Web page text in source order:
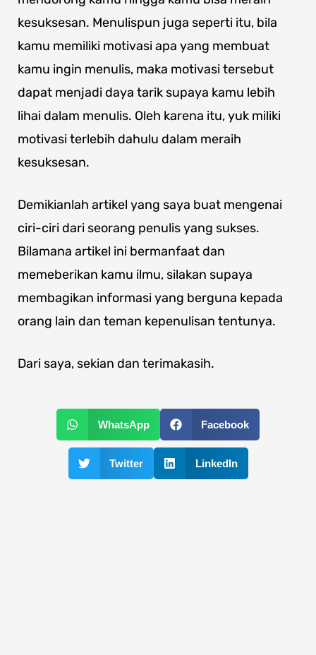
kesuksesan. Menulispun juga seperti itu, bila
kamu memiliki motivasi apa yang membuat
kamu ingin menulis, maka motivasi tersebut
dapat menjadi daya tarik supaya kamu lebih
lihai dalam menulis. Oleh karena itu, yuk miliki
motivasi terlebih dahulu dalam meraih
kesuksesan.
Demikianlah artikel yang saya buat mengenai
ciri-ciri dari seorang penulis yang sukses.
Bilamana artikel ini bermanfaat dan
memeberikan kamu ilmu, silakan supaya
membagikan informasi yang berguna kepada
orang lain dan teman kepenulisan tentunya.
Dari saya, sekian dan terimakasih.
WhatsApp Facebook
Twitter LinkedIn